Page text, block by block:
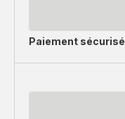
Paiement sécurisé